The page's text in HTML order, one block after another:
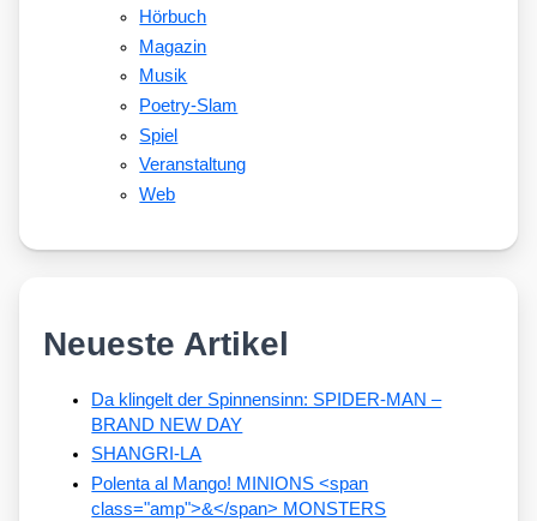
Hörbuch
Magazin
Musik
Poetry-Slam
Spiel
Veranstaltung
Web
Neueste Artikel
Da klingelt der Spinnensinn: SPIDER-MAN –
BRAND NEW DAY
SHANGRI-LA
Polenta al Mango! MINIONS <span
class="amp">&</span> MONSTERS